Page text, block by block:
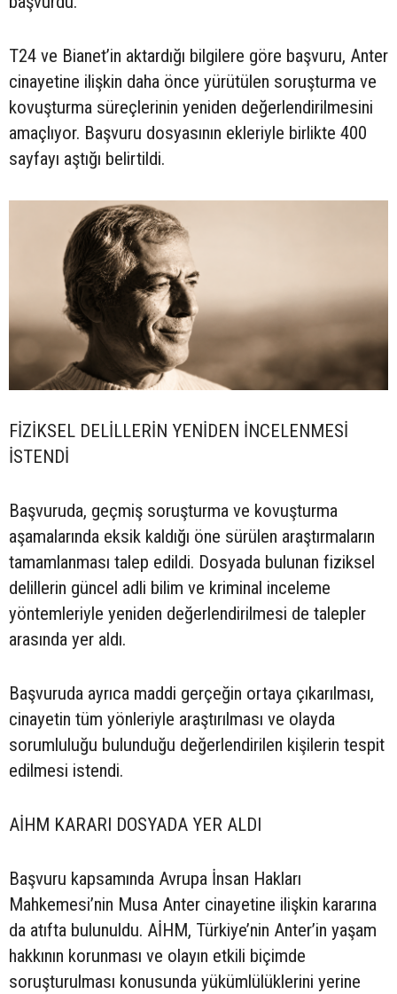
T24 ve Bianet’in aktardığı bilgilere göre başvuru, Anter
cinayetine ilişkin daha önce yürütülen soruşturma ve
kovuşturma süreçlerinin yeniden değerlendirilmesini
amaçlıyor. Başvuru dosyasının ekleriyle birlikte 400
sayfayı aştığı belirtildi.
FİZİKSEL DELİLLERİN YENİDEN İNCELENMESİ
İSTENDİ
Başvuruda, geçmiş soruşturma ve kovuşturma
aşamalarında eksik kaldığı öne sürülen araştırmaların
tamamlanması talep edildi. Dosyada bulunan fiziksel
delillerin güncel adli bilim ve kriminal inceleme
yöntemleriyle yeniden değerlendirilmesi de talepler
arasında yer aldı.
Başvuruda ayrıca maddi gerçeğin ortaya çıkarılması,
cinayetin tüm yönleriyle araştırılması ve olayda
sorumluluğu bulunduğu değerlendirilen kişilerin tespit
edilmesi istendi.
AİHM KARARI DOSYADA YER ALDI
Başvuru kapsamında Avrupa İnsan Hakları
Mahkemesi’nin Musa Anter cinayetine ilişkin kararına
da atıfta bulunuldu. AİHM, Türkiye’nin Anter’in yaşam
hakkının korunması ve olayın etkili biçimde
soruşturulması konusunda yükümlülüklerini yerine